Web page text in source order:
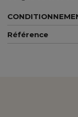
Référence